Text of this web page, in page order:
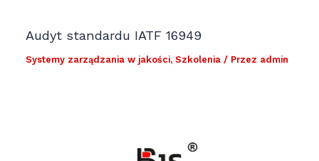
Audyt standardu IATF 16949
Systemy zarządzania w jakości,Szkolenia / Przez admin